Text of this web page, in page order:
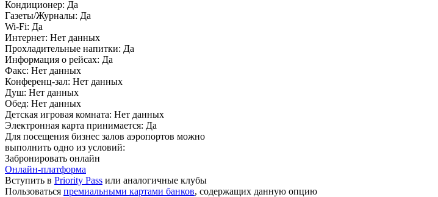
Кондиционер: Да
Газеты/Журналы: Да
Wi-Fi: Да
Интернет: Нет данных
Прохладительные напитки: Да
Информация о рейсах: Да
Факс: Нет данных
Конференц-зал: Нет данных
Душ: Нет данных
Обед: Нет данных
Детская игровая комната: Нет данных
Электронная карта принимается: Да
Для посещения бизнес залов аэропортов можно
выполнить одно из условий:
Забронировать онлайн
Онлайн-платформа
Вступить в Priority Pass или аналогичные клубы
Пользоваться премиальными картами банков, содержащих данную опцию